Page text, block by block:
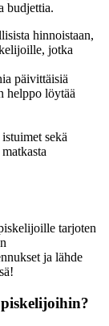
budjettia.
hinnoistaan,
jotka
päivittäisiä
helppo löytää
sekä
tarjoten
ja lähde